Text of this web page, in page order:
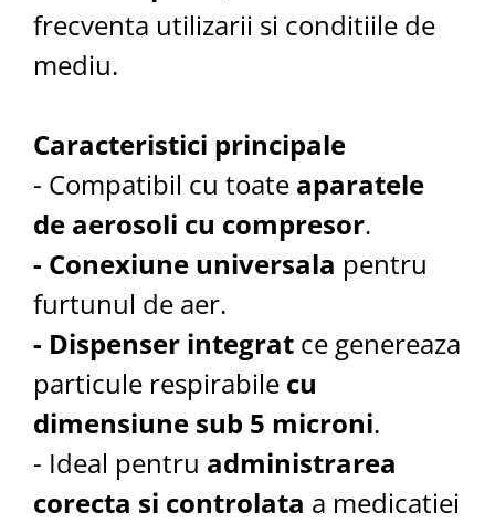
frecventa utilizarii si conditiile de
mediu.
Caracteristici principale
- Compatibil cu toate aparatele
de aerosoli cu compresor.
- Conexiune universala pentru
furtunul de aer.
- Dispenser integrat ce genereaza
particule respirabile cu
dimensiune sub 5 microni.
- Ideal pentru administrarea
corecta si controlata a medicatiei